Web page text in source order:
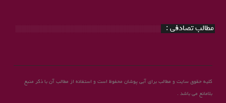
مطالب تصادفی :
کلیه حقوق سایت و مطالب برای آبی پوشان محفوظ است و استفاده از مطالب آن با ذکر منبع
بلامانع می باشد .